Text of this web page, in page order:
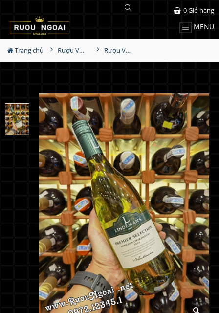
MENU
0Giỏ hàng
Trang chủ Rượu Vang Rượu Vang Lindeman's Premier Selection Semillon Chardonnay